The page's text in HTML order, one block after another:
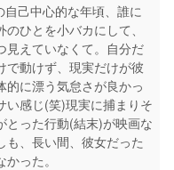
己中心的な年頃、誰に
ひとを小バカにして、
見えていなくて。自分だ
で動けず、現実だけが彼
的に漂う気怠さが良かっ
い感じ(笑)現実に捕まりそ
とった行動(結末)が映画な
も、長い間、彼女だった
った。